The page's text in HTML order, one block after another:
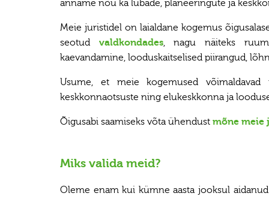
anname nõu ka lubade, planeeringute ja
Meie juristidel on laialdane kogemus
seotud valdkondades, nagu näiteks
kaevandamine, looduskaitselised piirangud,
Usume, et meie kogemused
keskkonnaotsuste ning elukeskkonna ja
Õigusabi saamiseks võta ühendust mõne meie
Miks valida meid?
Oleme enam kui kümne aasta jooksul